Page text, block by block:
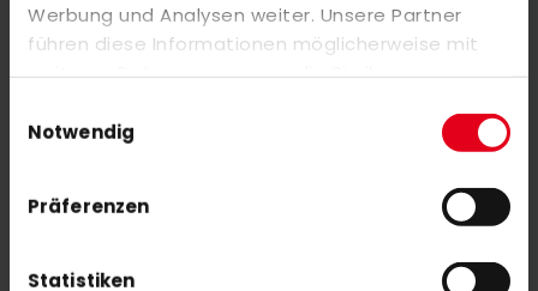
Werbung und Analysen weiter. Unsere Partner
führen diese Informationen möglicherweise mit
weiteren Daten zusammen, die Sie ihnen
Nutzung der Dienste gesammelt haben.
Notwendig
Präferenzen
Statistiken
adidas Estro .20 LE 26/27 WorldCup
€75.00